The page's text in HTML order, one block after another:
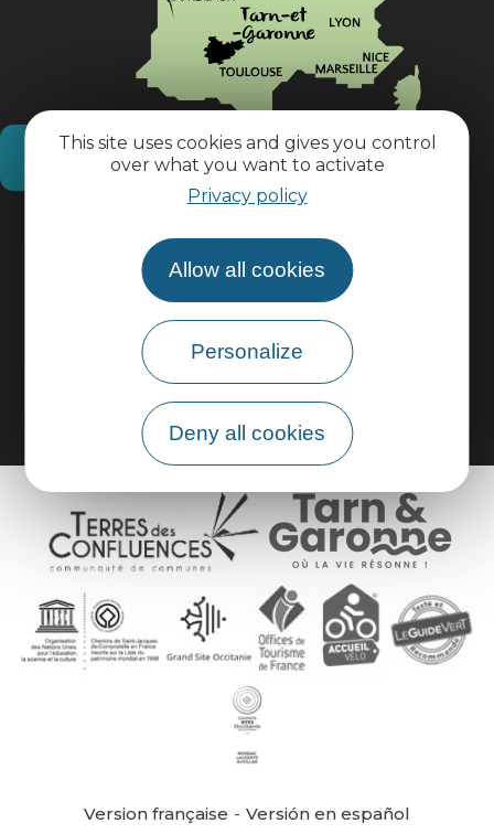
This site uses cookies and gives you control
over what you want to activate
Privacy policy
Allow all cookies
Personalize
Deny all cookies
How do I get there?
Group area
Version française
Versión en español